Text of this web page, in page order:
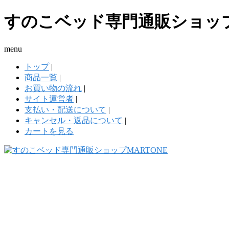
すのこベッド専門通販ショッ
menu
トップ |
商品一覧 |
お買い物の流れ |
サイト運営者 |
支払い・配送について |
キャンセル・返品について |
カートを見る